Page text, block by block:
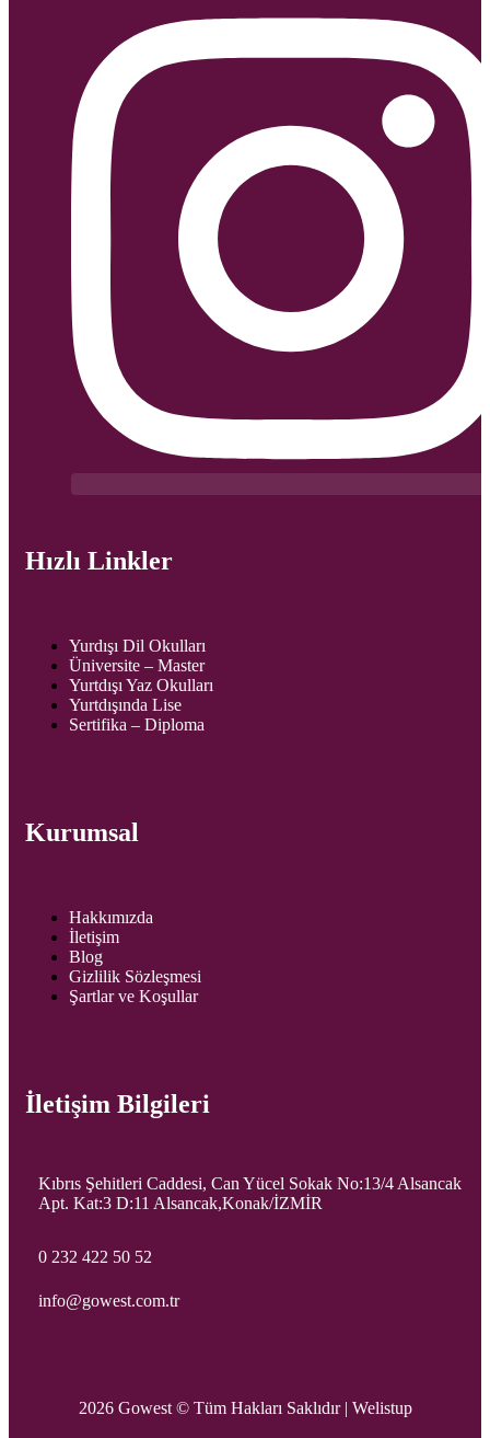
Hızlı Linkler
Yurdışı Dil Okulları
Üniversite – Master
Yurtdışı Yaz Okulları
Yurtdışında Lise
Sertifika – Diploma
Kurumsal
Hakkımızda
İletişim
Blog
Gizlilik Sözleşmesi
Şartlar ve Koşullar
İletişim Bilgileri
Kıbrıs Şehitleri Caddesi, Can Yücel Sokak No:13/4 Alsancak
Apt. Kat:3 D:11 Alsancak,Konak/İZMİR
0 232 422 50 52
info@gowest.com.tr
2026 Gowest © Tüm Hakları Saklıdır | Welistup